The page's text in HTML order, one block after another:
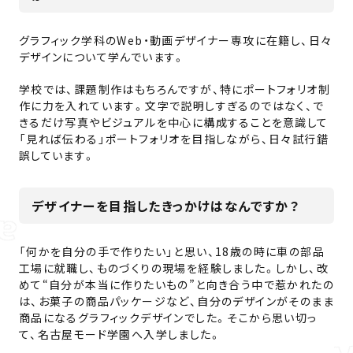
グラフィック学科のWeb・動画デザイナー専攻に在籍し、日々
デザインについて学んでいます。
学校では、課題制作はもちろんですが、特にポートフォリオ制
作に力を入れています。文字で説明しすぎるのではなく、で
きるだけ写真やビジュアルを中心に構成することを意識して
「見れば伝わる」ポートフォリオを目指しながら、日々試行錯
誤しています。
デザイナーを目指したきっかけはなんですか？
「何かを自分の手で作りたい」と思い、18歳の時に車の部品
工場に就職し、ものづくりの現場を経験しました。しかし、改
めて“自分が本当に作りたいもの”と向き合う中で惹かれたの
は、お菓子の商品パッケージなど、自分のデザインがそのまま
商品になるグラフィックデザインでした。そこから思い切っ
て、名古屋モード学園へ入学しました。